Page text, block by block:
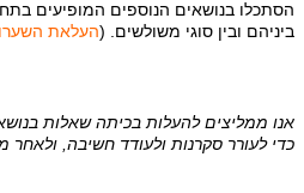
הסתכלו בנושאים הנוספים המופיעים
ביניהם ובין סוגי משולשים. (העלאת
אנו ממליצים להעלות בכיתה שאלות
כדי לעורר סקרנות ולעודד חשיבה, ולאחר